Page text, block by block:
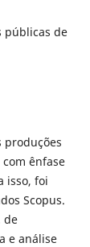
públicas de
produções
ênfase
isso, foi
Scopus.
de
e análise